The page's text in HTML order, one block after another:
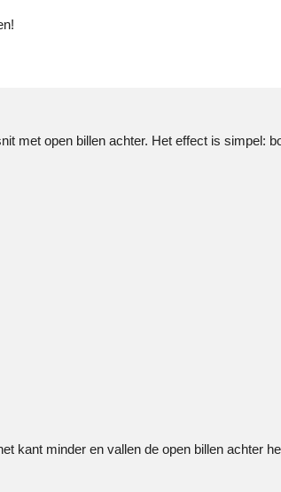
met open billen achter. Het effect is simpel:
kant minder en vallen de open billen achter